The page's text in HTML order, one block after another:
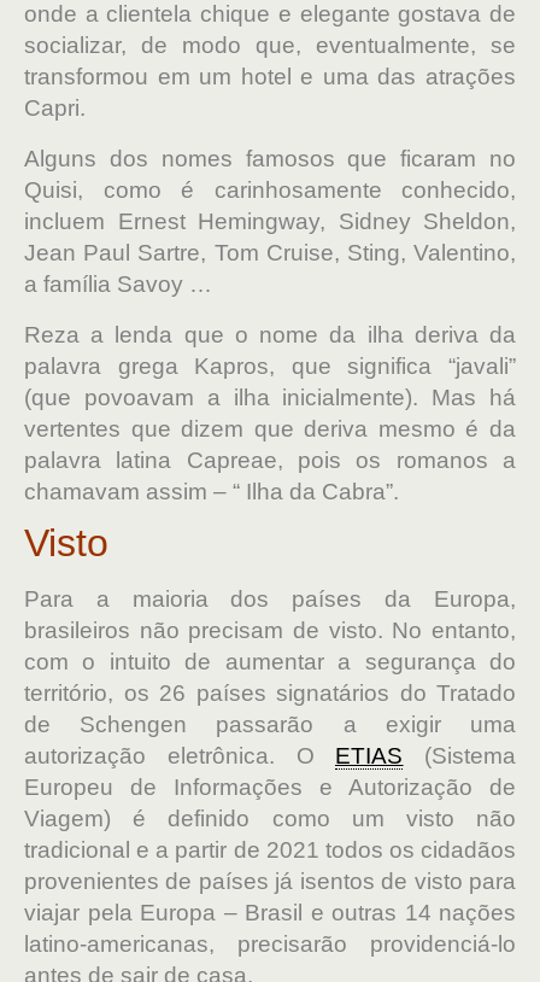
onde a clientela chique e elegante gostava de
socializar, de modo que, eventualmente, se
transformou em um hotel e uma das atrações
Capri.
Alguns dos nomes famosos que ficaram no
Quisi, como é carinhosamente conhecido,
incluem Ernest Hemingway, Sidney Sheldon,
Jean Paul Sartre, Tom Cruise, Sting, Valentino,
a família Savoy …
Reza a lenda que o nome da ilha deriva da
palavra grega Kapros, que significa “javali”
(que povoavam a ilha inicialmente). Mas há
vertentes que dizem que deriva mesmo é da
palavra latina Capreae, pois os romanos a
chamavam assim – “ Ilha da Cabra”.
Visto
Para a maioria dos países da Europa,
brasileiros não precisam de visto. No entanto,
com o intuito de aumentar a segurança do
território, os 26 países signatários do Tratado
de Schengen passarão a exigir uma
autorização eletrônica. O ETIAS (Sistema
Europeu de Informações e Autorização de
Viagem) é definido como um visto não
tradicional e a partir de 2021 todos os cidadãos
provenientes de países já isentos de visto para
viajar pela Europa – Brasil e outras 14 nações
latino-americanas, precisarão providenciá-lo
antes de sair de casa.